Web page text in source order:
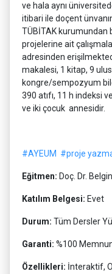
ve hala aynı
itibari ile doçent
TÜBİTAK kurumundan
projelerine ait
adresinden
makalesi, 1 kitap, 9
kongre/sempozyum
390 atıfı, 11 h indeksi
ve iki çocuk annesidir.
#AYEUM #proje
Eğitmen: Doç. Dr.
Katılım Belgesi: Evet
Durum: Tüm Dersler
Garanti: %100
Özellikleri: İnteraktif,